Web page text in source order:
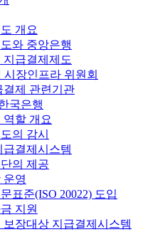
개요
와 중앙은행
지급결제제도
시장인프라 위원회
결제 관련기관
국은행
역할 개요
의 감시
급결제시스템
의 제공
운영
표준(ISO 20022) 도입
지원
보장대상 지급결제시스템